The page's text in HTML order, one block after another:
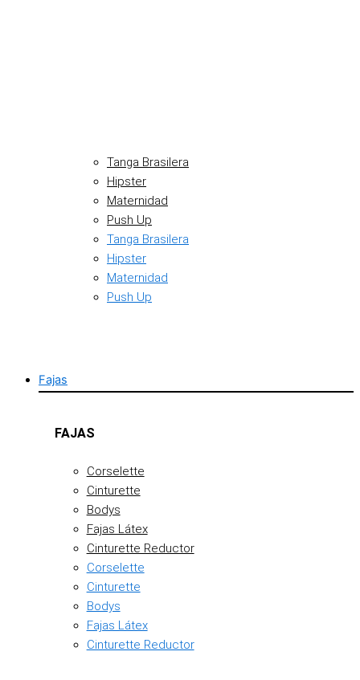
Tanga Brasilera
Hipster
Maternidad
Push Up
Tanga Brasilera
Hipster
Maternidad
Push Up
Fajas
FAJAS
Corselette
Cinturette
Bodys
Fajas Látex
Cinturette Reductor
Corselette
Cinturette
Bodys
Fajas Látex
Cinturette Reductor